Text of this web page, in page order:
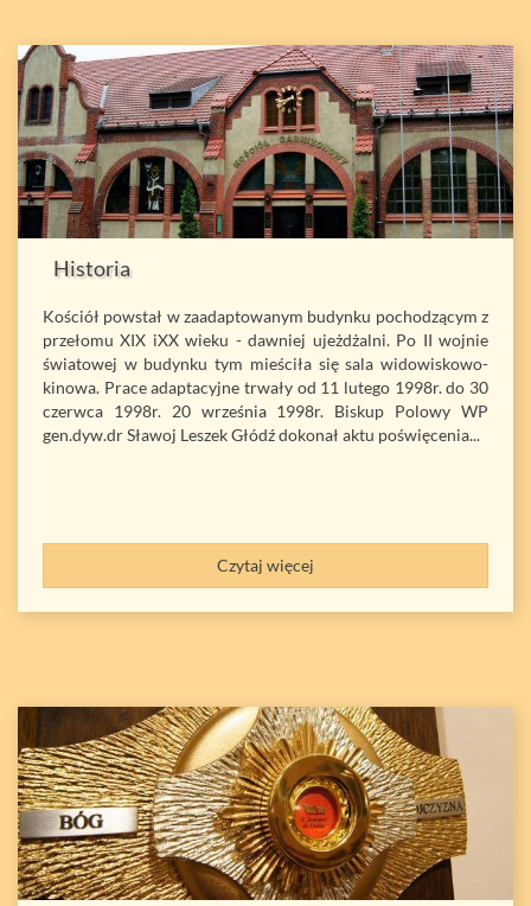
Historia
Kościół powstał w zaadaptowanym budynku pochodzącym z
przełomu XIX iXX wieku - dawniej ujeżdżalni. Po II wojnie
światowej w budynku tym mieściła się sala widowiskowo-
kinowa. Prace adaptacyjne trwały od 11 lutego 1998r. do 30
czerwca 1998r. 20 września 1998r. Biskup Polowy WP
gen.dyw.dr Sławoj Leszek Głódź dokonał aktu poświęcenia...
Czytaj więcej